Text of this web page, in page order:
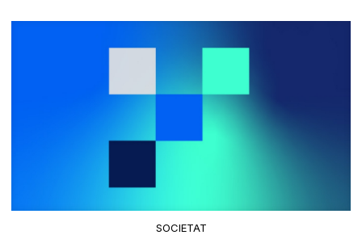
SOCIETAT